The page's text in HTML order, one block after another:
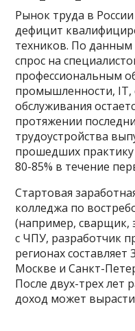
Рынок труда в
дефицит
техников. По
спрос на
профессиональным
промышленности, IT,
обслуживания
протяжении
трудоустройства
прошедших практику
80-85% в течение
Стартовая
колледжа по
(например, сварщик,
с ЧПУ, разработчик
регионах составляет
Москве и Санкт-
После двух-трех лет
доход может вырасти